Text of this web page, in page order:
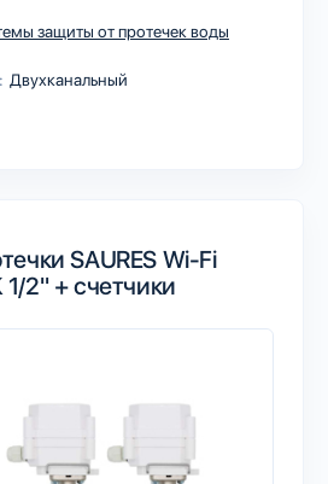
защиты от протечек воды
Двухканальный
SAURES Wi-Fi
2" + счетчики